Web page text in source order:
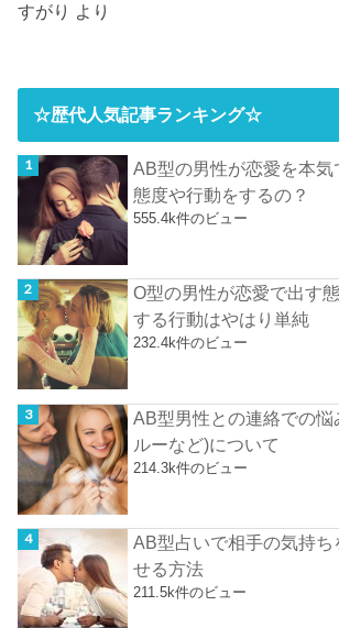
すがり より
☆歴代人気記事ランキング☆
AB型の男性が恋愛を本
態度や行動をするの？
555.4k件のビュー
O型の男性が恋愛で出す
する行動はやはり単純
232.4k件のビュー
AB型男性との連絡での悩
ルーなど)について
214.3k件のビュー
AB型占いで相手の気持ち
せる方法
211.5k件のビュー